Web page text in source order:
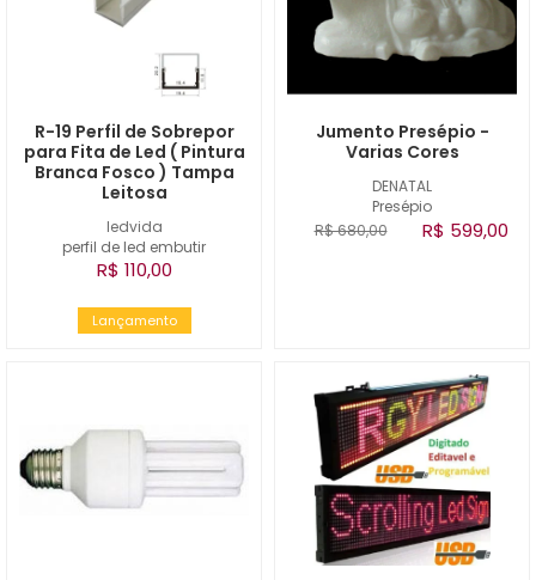
ledvida
perfil de led embutir
R-19 Perfil de Sobrepor
para Fita de Led ( Pintura
Branca Fosco ) Tampa
Leitosa
R$ 110,00
Lançamento
DENATAL
Presépio
Jumento Presépio -
Varias Cores
R$ 680,00 R$ 599,00